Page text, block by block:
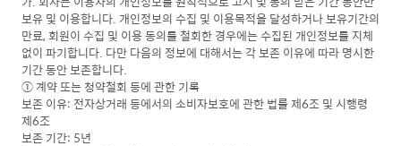
보유 및 이용합니다. 개인정보의 수집 및 이용목적을 달성하거나 보유기간의
만료, 회원이 수집 및 이용 동의를 철회한 경우에는 수집된 개인정보를 지체
없이 파기합니다. 다만 다음의 정보에 대해서는 각 보존 이유에 따라 명시한
기간 동안 보존합니다.
① 계약 또는 청약철회 등에 관한 기록
보존 이유: 전자상거래 등에서의 소비자보호에 관한 법률 제6조 및 시행령
제6조
보존 기간: 5년